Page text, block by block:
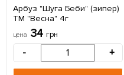
Арбуз "Шуга Беби" (зипер)
ТМ "Весна" 4г
цена 34 грн
- +